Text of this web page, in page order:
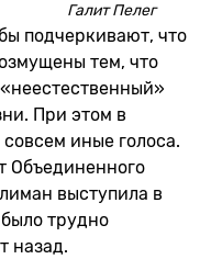
Галит Пелег
подчеркивают, что
тем, что
При этом в
иные голоса.
Объединенного
выступила в
трудно
назад.